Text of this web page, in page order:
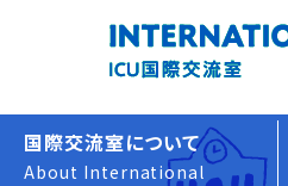
国際交流室について
About International